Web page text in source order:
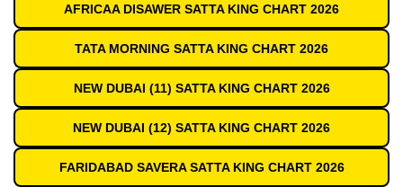
AFRICAA DISAWER SATTA KING CHART 2026
TATA MORNING SATTA KING CHART 2026
NEW DUBAI (11) SATTA KING CHART 2026
NEW DUBAI (12) SATTA KING CHART 2026
FARIDABAD SAVERA SATTA KING CHART 2026